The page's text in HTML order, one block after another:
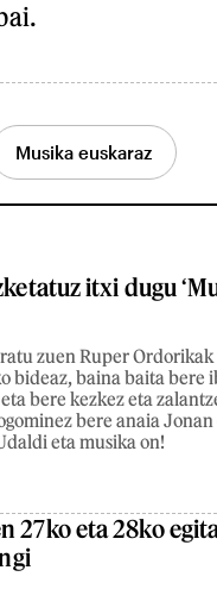
Musika euskaraz
itxi dugu
zuen Ruper
bideaz, baina baita bere
bere kezkez eta
bere anaia
eta musika on!
27ko eta 28ko